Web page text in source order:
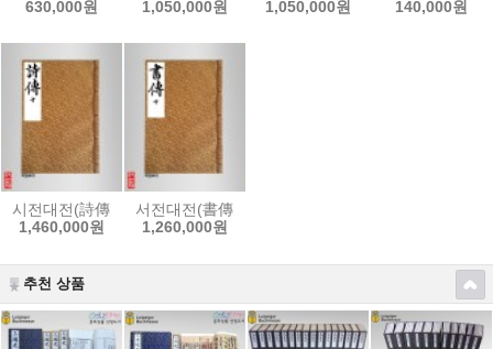
630,000원
1,050,000원
1,050,000원
140,000원
시전대전(詩傳大全)[內閣本]-(2016 개정판)
1,460,000원
서전대전(書傳大全)[內閣本]-(2016 개정판)
1,260,000원
추천 상품